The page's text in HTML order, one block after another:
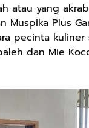
atau yang
Muspika Plus
pecinta kuliner
dan Mie